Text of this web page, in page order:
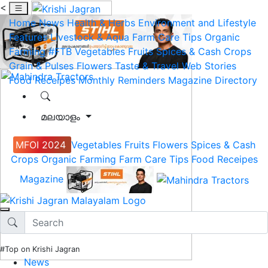
<
Home News Health & Herbs Environment and Lifestyle
Features Livestock & Aqua Farm Care Tips Organic
Farming #FTB Vegetables Fruits Spices & Cash Crops
Grain & Pulses Flowers Taste & Travel Web Stories
Food Receipes Monthly Reminders Magazine Directory
മലയാളം
MFOI 2024 Vegetables Fruits Flowers Spices & Cash
Crops Organic Farming Farm Care Tips Food Receipes
Magazine
#Top on Krishi Jagran
News